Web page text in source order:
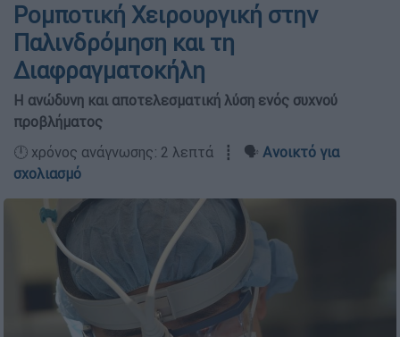
Ρομποτική Χειρουργική στην
Παλινδρόμηση και τη
Διαφραγματοκήλη
Η ανώδυνη και αποτελεσματική λύση ενός συχνού
προβλήματος
🕛 χρόνος ανάγνωσης: 2 λεπτά ┋ 🗣️ Ανοικτό για
σχολιασμό